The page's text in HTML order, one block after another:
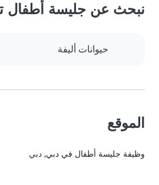
نبحث عن جليسة أطفال
حيوانات أليفة
الموقع
وظيفة جليسة أطفال في دبي, دبي